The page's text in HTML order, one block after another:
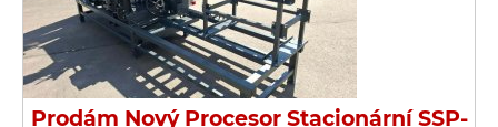
Prodám Nový Procesor Stacionární SSP-